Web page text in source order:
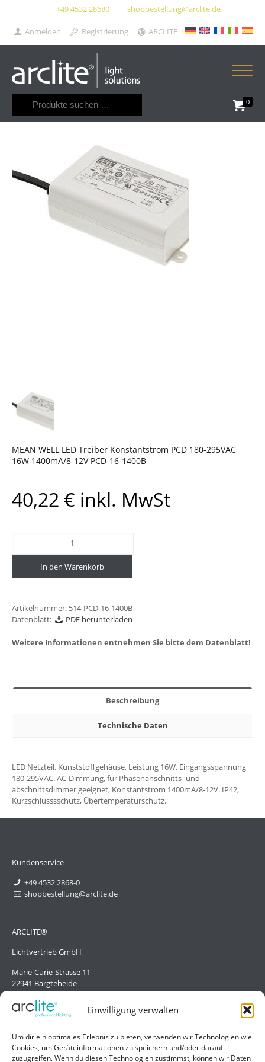
Einwilligung verwalten
Um dir ein optimales Erlebnis zu bieten, verwenden wir Technologien wie
Cookies, um Geräteinformationen zu speichern und/oder darauf
zuzugreifen. Wenn du diesen Technologien zustimmst, können wir Daten
+49 4532 28680 shopbestellung@arclite.de
Anmelden Registrierung ARCLITE
0
MEAN WELL LED Treiber Konstantstrom PCD 180-295VAC
16W 1400mA/8-12V PCD-16-1400B
40,22 € inkl. MwSt
In den Warenkorb
Artikelnummer: 514-PCD-16-1400B
Datenblatt:
PDF herunterladen
Weitere Informationen entnehmen Sie bitte dem Datenblatt!
Beschreibung
Technische Daten
LED Netzteil, Kunststoffgehäuse, Leistung 16W, Eingangsspannung
180-295VAC. AC-Dimmung, für Phasenanschnitts- und -
abschnittsdimmer geeignet, Konstantstrom 1400mA/8-12V. IP42,
Kurzschlusssschutz, Übertemperaturschutz.
Kundenservice
+49 4532 2868-0
shopbestellung@arclite.de
ARCLITE®
Lichtvertrieb GmbH
Marie-Curie-Strasse 11
22941 Bargteheide
Deutschland/Germany
Hilfe
Liefer- und Zahlungsbedingungen